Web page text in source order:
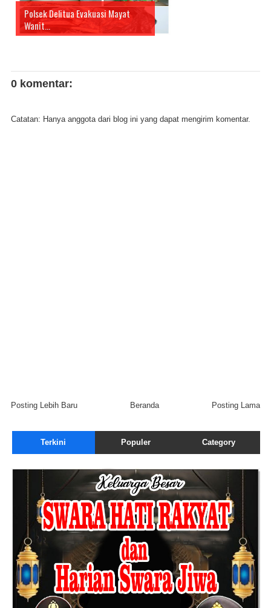
Polsek Delitua Evakuasi Mayat
Wanit...
0 komentar:
Catatan: Hanya anggota dari blog ini yang dapat mengirim komentar.
Posting Lebih Baru Posting Lama
Beranda
Terkini Populer Category